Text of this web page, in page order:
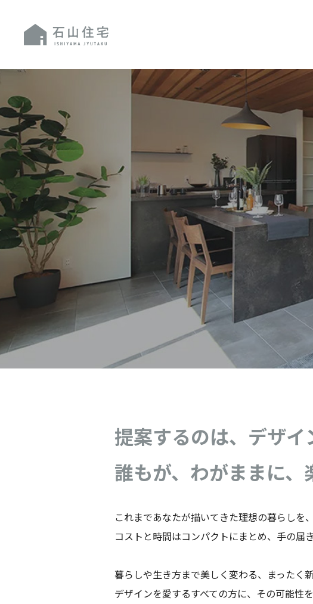
提案するのは、デザイ
誰もが、わがままに、
これまであなたが描いてきた理想の暮らしを
コストと時間はコンパクトにまとめ、手の届
暮らしや生き方まで美しく変わる、まったく
デザインを愛するすべての方に、その可能性を